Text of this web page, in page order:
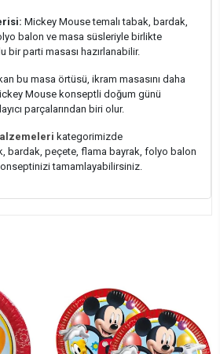
Mickey Mouse temalı tabak, bardak,
balon ve masa süsleriyle birlikte
bir parti masası hazırlanabilir.
bu masa örtüsü, ikram masasını daha
Mouse konseptli doğum günü
parçalarından biri olur.
kategorimizde
bardak, peçete, flama bayrak, folyo balon
tamamlayabilirsiniz.